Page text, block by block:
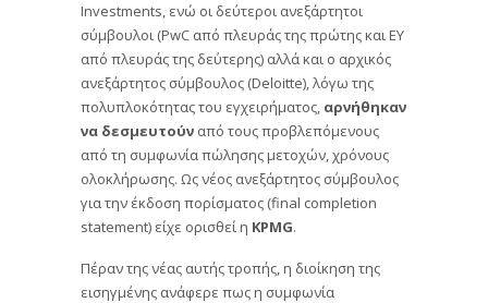
Investments, ενώ οι δεύτεροι ανεξάρτητοι
σύμβουλοι (PwC από πλευράς της πρώτης και ΕΥ
από πλευράς της δεύτερης) αλλά και ο αρχικός
ανεξάρτητος σύμβουλος (Deloitte), λόγω της
πολυπλοκότητας του εγχειρήματος, αρνήθηκαν
να δεσμευτούν από τους προβλεπόμενους
από τη συμφωνία πώλησης μετοχών, χρόνους
ολοκλήρωσης. Ως νέος ανεξάρτητος σύμβουλος
για την έκδοση πορίσματος (final completion
statement) είχε ορισθεί η KPMG.
Πέραν της νέας αυτής τροπής, η διοίκηση της
εισηγμένης ανάφερε πως η συμφωνία